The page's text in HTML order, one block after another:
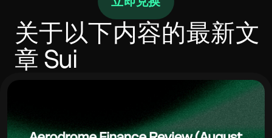
格式并包含任何必需的memo或标签。确保您的钱包有
足够的Gas用于发出和传入链。
关于以下内容的最新文
章Sui